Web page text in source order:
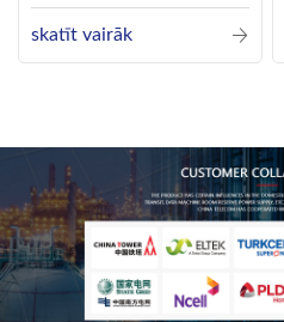
such as the use of
three-CPU control
skatīt vairāk